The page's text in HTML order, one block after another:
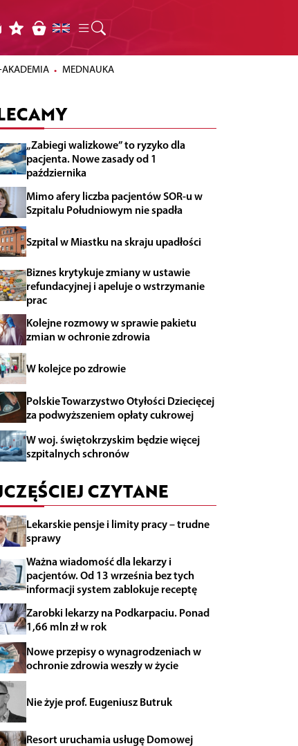
AKADEMIA MEDNAUKA
„Zabiegi walizkowe” to ryzyko dla
pacjenta. Nowe zasady od 1
października
Mimo afery liczba pacjentów SOR-u w
Szpitalu Południowym nie spadła
Szpital w Miastku na skraju upadłości
Biznes krytykuje zmiany w ustawie
refundacyjnej i apeluje o wstrzymanie
prac
Kolejne rozmowy w sprawie pakietu
zmian w ochronie zdrowia
W kolejce po zdrowie
Polskie Towarzystwo Otyłości Dziecięcej
za podwyższeniem opłaty cukrowej
W woj. świętokrzyskim będzie więcej
szpitalnych schronów
CZYTANE
Lekarskie pensje i limity pracy – trudne
sprawy
Ważna wiadomość dla lekarzy i
pacjentów. Od 13 września bez tych
informacji system zablokuje receptę
Zarobki lekarzy na Podkarpaciu. Ponad
1,66 mln zł w rok
Nowe przepisy o wynagrodzeniach w
ochronie zdrowia weszły w życie
Nie żyje prof. Eugeniusz Butruk
Resort uruchamia usługę Domowej